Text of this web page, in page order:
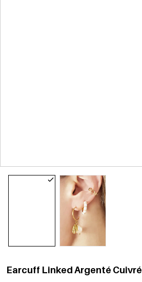
Earcuff Linked Argenté Cuivré